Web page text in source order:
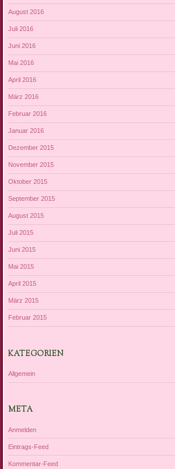
August 2016
Juli 2016
Juni 2016
Mai 2016
April 2016
März 2016
Februar 2016
Januar 2016
Dezember 2015
November 2015
Oktober 2015
September 2015
August 2015
Juli 2015
Juni 2015
Mai 2015
April 2015
März 2015
Februar 2015
KATEGORIEN
Allgemein
META
Anmelden
Eintrags-Feed
Kommentar-Feed